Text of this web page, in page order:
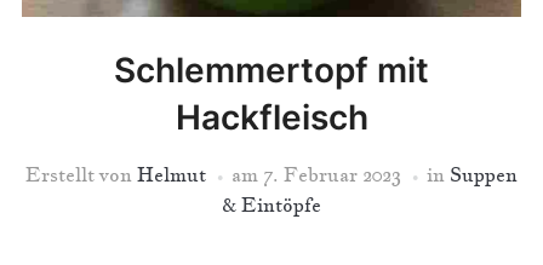
Schlemmertopf mit
Hackfleisch
Erstellt von Helmut am 7. Februar 2023 in Suppen
& Eintöpfe